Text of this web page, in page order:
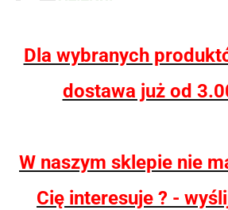
Dla wybranych
dostawa już od
W naszym sklepie nie
Cię interesuje ? -